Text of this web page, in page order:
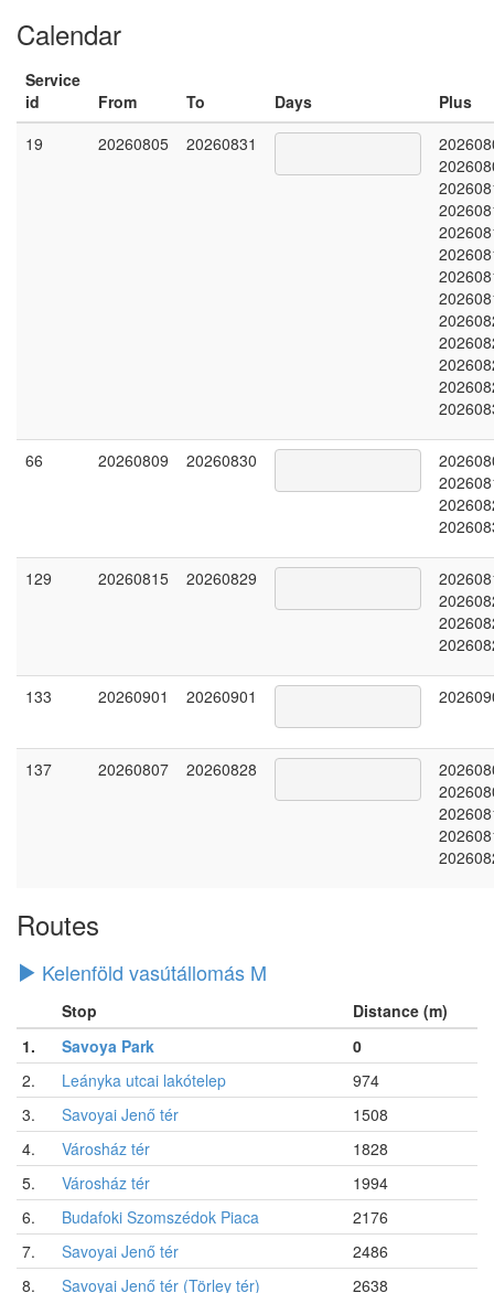
Calendar
Service
id
From To Days
Plus
19
20260805 20260831
66 20260809 20260830
129 20260815 20260829
133 20260901 20260901
137 20260807 20260828
Routes
Kelenföld vasútállomás M
Stop
Distance (m)
1.
Savoya Park
0
2.
Leányka utcai lakótelep
974
3.
Savoyai Jenő tér
1508
4.
Városház tér
1828
5.
Városház tér
1994
6.
Budafoki Szomszédok Piaca
2176
7.
Savoyai Jenő tér
2486
8.
Savoyai Jenő tér (Törley tér)
2638